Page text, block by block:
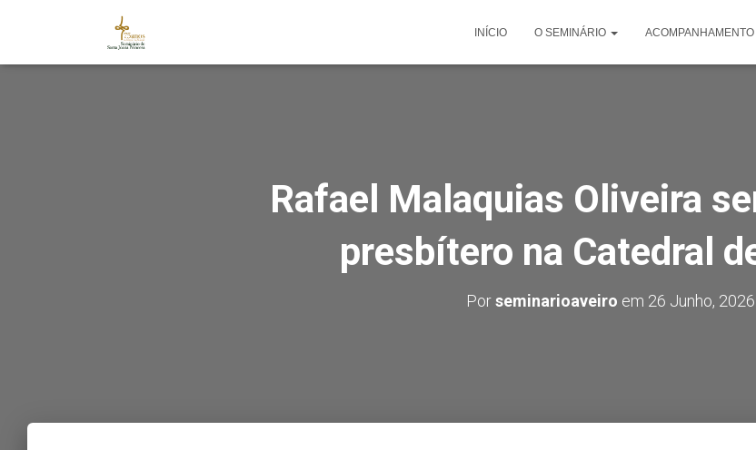
INÍCIO O SEMINÁRIO ACOMPANHAMENTO
Rafael Malaquias Oliveira
presbítero na Catedral
Porseminarioaveiro em 26 Junho, 2026